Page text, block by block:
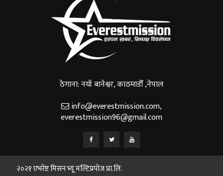
ठेगाना: नयाँ बानेश्वर, काठमाडौँ ,नेपाल
info@everestmission.com,
everestmission96@gmail.com
२०२१ एभरेष्ट मिसन भ्यू मल्टिप्रपोज प्रा.लि.